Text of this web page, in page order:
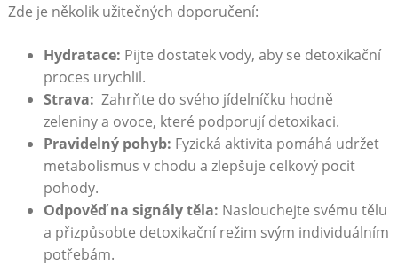
Zde je několik užitečných‍ doporučení:
Hydratace: Pijte dostatek​ vody, aby se detoxikační
⁤proces urychlil.
Strava: ⁤ Zahrňte do svého jídelníčku⁣ hodně
zeleniny a‌ ovoce, které podporují detoxikaci.
Pravidelný pohyb: ⁣Fyzická aktivita pomáhá​ udržet
metabolismus v chodu a zlepšuje celkový pocit
⁢pohody.
Odpověď na signály těla: Naslouchejte ​svému tělu
a přizpůsobte detoxikační režim ⁤svým ​individuálním
⁢potřebám.